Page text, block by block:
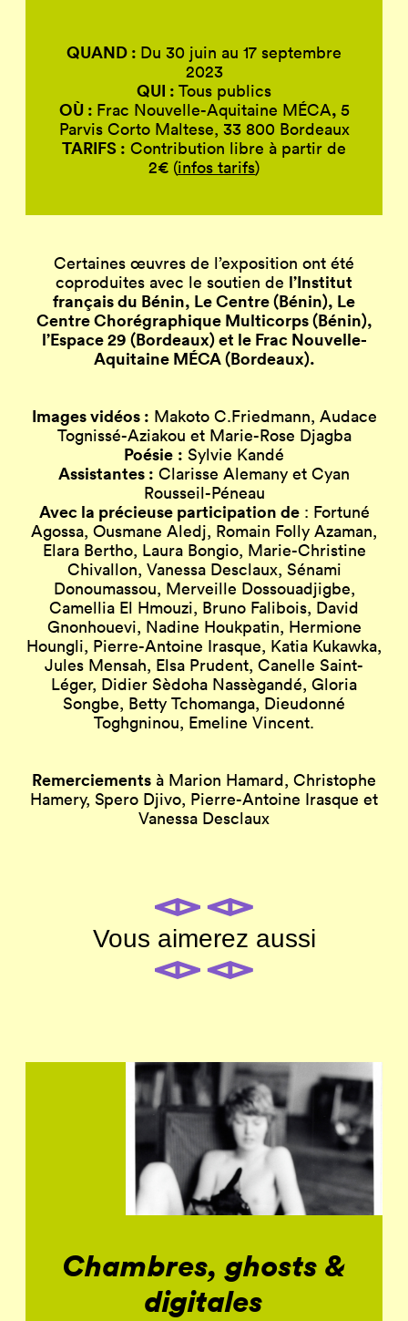
QUAND : Du 30 juin au 17 septembre
2023
QUI : Tous publics
OÙ : Frac Nouvelle-Aquitaine MÉCA, 5
Parvis Corto Maltese, 33 800 Bordeaux
TARIFS : Contribution libre à partir de
2€ (infos tarifs)
Certaines œuvres de l’exposition ont été
coproduites avec le soutien de l’Institut
français du Bénin, Le Centre(Bénin), Le
Centre Chorégraphique Multicorps(Bénin),
l’Espace 29 (Bordeaux) et le Frac Nouvelle-
Aquitaine MÉCA (Bordeaux).
Images vidéos : Makoto C.Friedmann, Audace
Tognissé-Aziakou et Marie-Rose Djagba
Poésie : Sylvie Kandé
Assistantes : Clarisse Alemany et Cyan
Rousseil-Péneau
Avec la précieuse participation de: Fortuné
Agossa, Ousmane Aledj, Romain Folly Azaman,
Elara Bertho, Laura Bongio, Marie-Christine
Chivallon, Vanessa Desclaux, Sénami
Donoumassou, Merveille Dossouadjigbe,
Camellia El Hmouzi, Bruno Falibois, David
Gnonhouevi, Nadine Houkpatin, Hermione
Houngli, Pierre-Antoine Irasque, Katia Kukawka,
Jules Mensah, Elsa Prudent, Canelle Saint-
Léger, Didier Sèdoha Nassègandé, Gloria
Songbe, Betty Tchomanga, Dieudonné
Toghgninou, Emeline Vincent.
Remerciements à Marion Hamard, Christophe
Hamery, Spero Djivo, Pierre-Antoine Irasque et
Vanessa Desclaux
Vous aimerez aussi
Chambres, ghosts &
digitales